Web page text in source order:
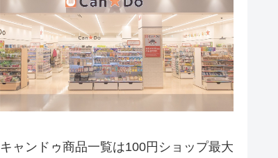
キャンドゥ商品一覧は100円ショップ最大